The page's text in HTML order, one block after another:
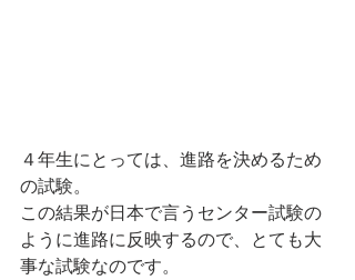
４年生にとっては、進路を決めるため
の試験。
この結果が日本で言うセンター試験の
ように進路に反映するので、とても大
事な試験なのです。